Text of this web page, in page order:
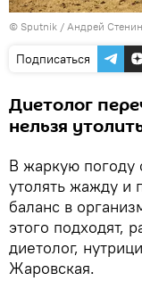
© Sputnik / Андрей Стенин
Подписаться
Диетолог
нельзя
В жаркую погоду
утолять жажду и
баланс в
этого подходят,
диетолог,
Жаровская.